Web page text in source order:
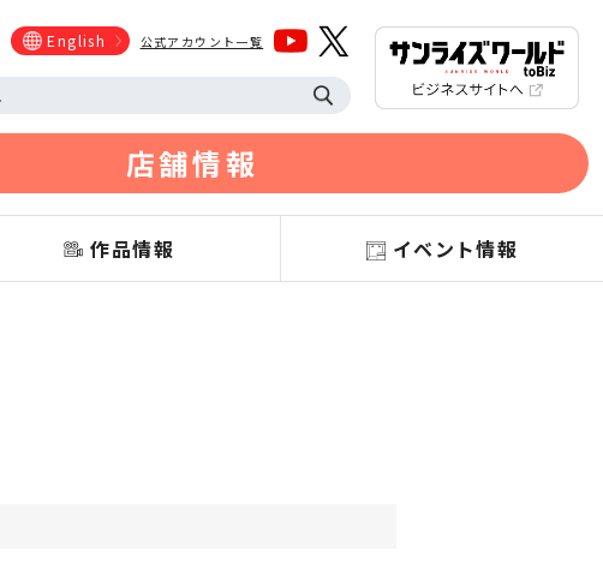
English 公式アカウント一覧
店舗情報
作品情報 イベント情報